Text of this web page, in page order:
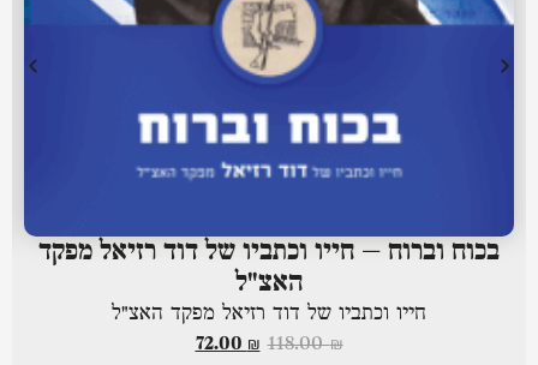
בכוח וברוח – חייו וכתביו של דוד רזיאל מפקד
האצ"ל
חייו וכתביו של דוד רזיאל מפקד האצ"ל
118.00₪
72.00 ₪